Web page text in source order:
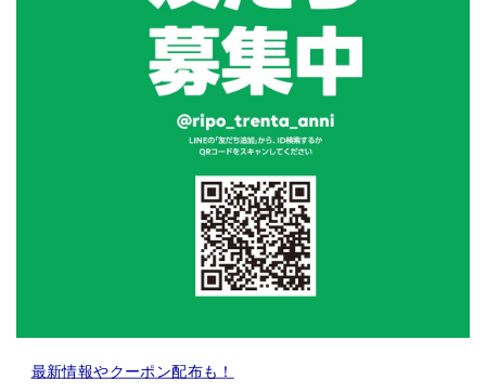
最新情報やクーポン配布も！